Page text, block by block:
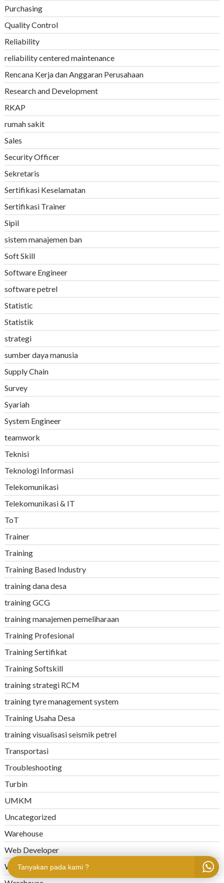
Purchasing
Quality Control
Reliability
reliability centered maintenance
Rencana Kerja dan Anggaran Perusahaan
Research and Development
RKAP
rumah sakit
Sales
Security Officer
Sekretaris
Sertifikasi Keselamatan
Sertifikasi Trainer
Sipil
sistem manajemen ban
Soft Skill
Software Engineer
software petrel
Statistic
Statistik
strategi
sumber daya manusia
Supply Chain
Survey
Syariah
System Engineer
teamwork
Teknisi
Teknologi Informasi
Telekomunikasi
Telekomunikasi & IT
ToT
Trainer
Training
Training Based Industry
training dana desa
training GCG
training manajemen pemeliharaan
Training Profesional
Training Sertifikat
Training Softskill
training strategi RCM
training tyre management system
Training Usaha Desa
training visualisasi seismik petrel
Transportasi
Troubleshooting
Turbin
UMKM
Uncategorized
Warehouse
Web Developer
Welding
Tanyakan pada kami ?